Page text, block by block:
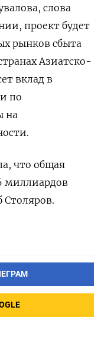
слова
проект будет
рынков сбыта
Азиатско-
вклад в
по
на
что общая
миллиардов
Столяров.